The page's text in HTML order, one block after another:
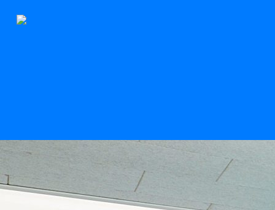
Der Stern